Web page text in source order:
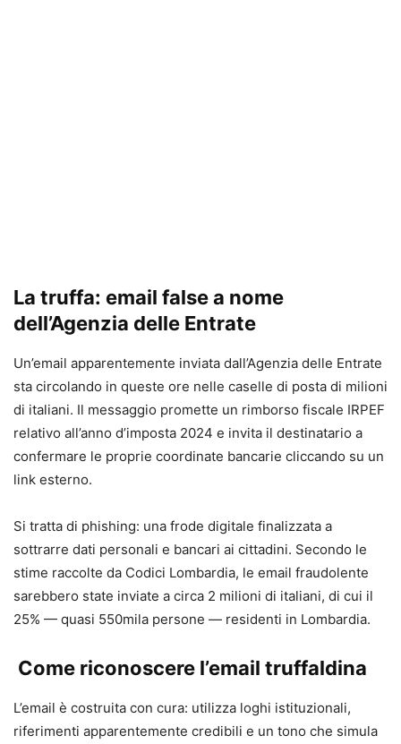
La truffa: email false a nome
dell’Agenzia delle Entrate
Un’email apparentemente inviata dall’Agenzia delle Entrate
sta circolando in queste ore nelle caselle di posta di milioni
di italiani. Il messaggio promette un rimborso fiscale IRPEF
relativo all’anno d’imposta 2024 e invita il destinatario a
confermare le proprie coordinate bancarie cliccando su un
link esterno.
Si tratta di phishing: una frode digitale finalizzata a
sottrarre dati personali e bancari ai cittadini. Secondo le
stime raccolte da Codici Lombardia, le email fraudolente
sarebbero state inviate a circa 2 milioni di italiani, di cui il
25% — quasi 550mila persone — residenti in Lombardia.
Come riconoscere l’email truffaldina
L’email è costruita con cura: utilizza loghi istituzionali,
riferimenti apparentemente credibili e un tono che simula